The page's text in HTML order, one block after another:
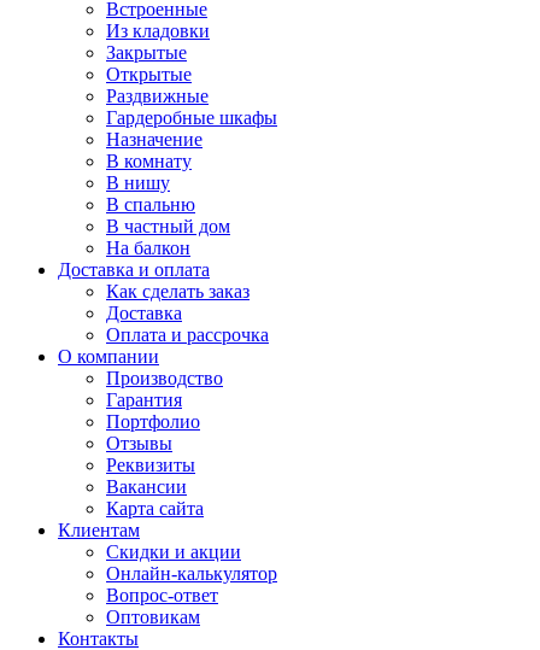
Встроенные
Из кладовки
Закрытые
Открытые
Раздвижные
Гардеробные шкафы
Назначение
В комнату
В нишу
В спальню
В частный дом
На балкон
Доставка и оплата
Как сделать заказ
Доставка
Оплата и рассрочка
О компании
Производство
Гарантия
Портфолио
Отзывы
Реквизиты
Вакансии
Карта сайта
Клиентам
Скидки и акции
Онлайн-калькулятор
Вопрос-ответ
Оптовикам
Контакты